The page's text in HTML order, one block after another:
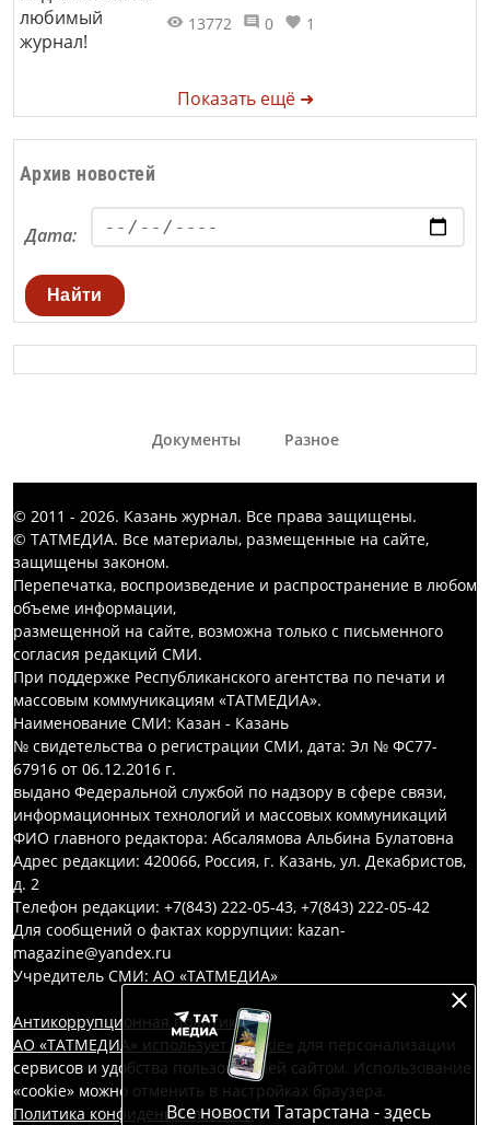
13772
0 1
Показать ещё ➜
Архив новостей
Дата:
Найти
Все новости Татарстана - здесь
Документы Разное
© 2011 - 2026. Казань журнал. Все права защищены.
© ТАТМЕДИА. Все материалы, размещенные на сайте,
защищены законом.
Перепечатка, воспроизведение и распространение в любом
объеме информации,
размещенной на сайте, возможна только с письменного
согласия редакций СМИ.
При поддержке Республиканского агентства по печати и
массовым коммуникациям «ТАТМЕДИА».
Наименование СМИ: Казан - Казань
№ свидетельства о регистрации СМИ, дата: Эл № ФС77-
67916 от 06.12.2016 г.
выдано Федеральной службой по надзору в сфере связи,
информационных технологий и массовых коммуникаций
ФИО главного редактора: Абсалямова Альбина Булатовна
Адрес редакции: 420066, Россия, г. Казань, ул. Декабристов,
д. 2
Телефон редакции: +7(843) 222-05-43, +7(843) 222-05-42
Для сообщений о фактах коррупции: kazan-
magazine@yandex.ru
Учредитель СМИ: АО «ТАТМЕДИА»
Антикоррупционная политика
АО «ТАТМЕДИА» использует «cookie» для персонализации
сервисов и удобства пользователей сайтом. Использование
«cookie» можно отменить в настройках браузера.
Политика конфиденциальности